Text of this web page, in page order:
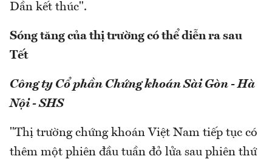
Dần kết thúc".
Sóng tăng của thị trường có thể diễn ra sau
Tết
Công ty Cổ phần Chứng khoán Sài Gòn - Hà
Nội - SHS
"Thị trường chứng khoán Việt Nam tiếp tục có
thêm một phiên đầu tuần đỏ lửa sau phiên thứ